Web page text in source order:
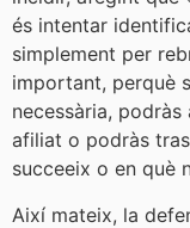
és intentar
simplement per
important, perquè
necessària,
afiliat o podràs
succeeix o en què
Així mateix, la